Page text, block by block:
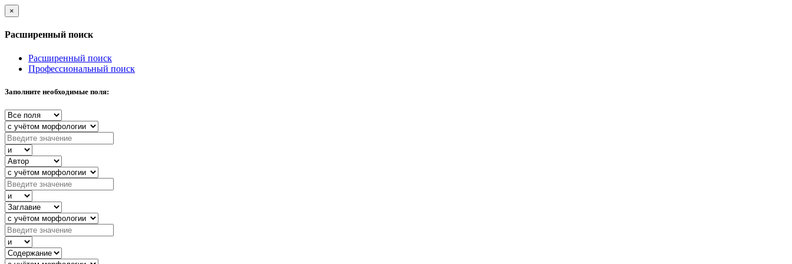
×
Расширенный поиск
Расширенный поиск
Профессиональный поиск
Заполните необходимые поля: